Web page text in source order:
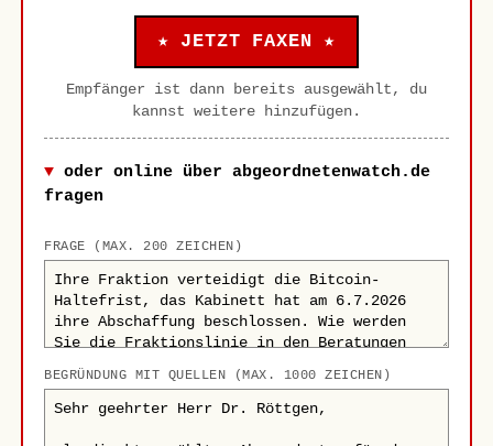
★ JETZT FAXEN ★
Empfänger ist dann bereits ausgewählt, du
kannst weitere hinzufügen.
oder online über abgeordnetenwatch.de
fragen
FRAGE (MAX. 200 ZEICHEN)
BEGRÜNDUNG MIT QUELLEN (MAX. 1000 ZEICHEN)